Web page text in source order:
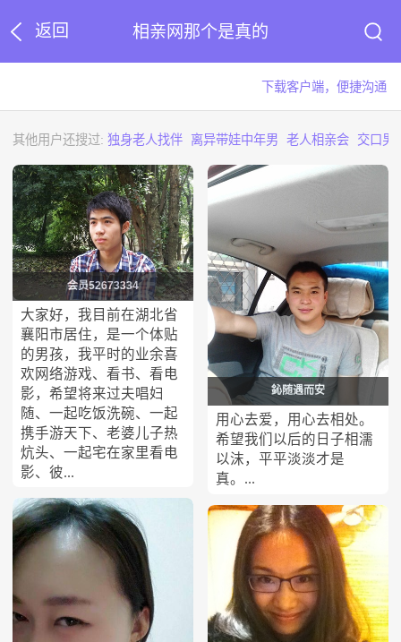
返回 相亲网那个是真的
下载客户端，便捷沟通
其他用户还搜过:独身老人找伴 离异带娃中年男 老人相亲会 交口男
会员52673334
大家好，我目前在湖北省
襄阳市居住，是一个体贴
的男孩，我平时的业余喜
欢网络游戏、看书、看电
影，希望将来过夫唱妇
随、一起吃饭洗碗、一起
携手游天下、老婆儿子热
炕头、一起宅在家里看电
影、彼...
鈊随遇而安
用心去爱，用心去相处。
希望我们以后的日子相濡
以沫，平平淡淡才是
真。...